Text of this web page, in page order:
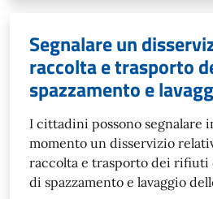
Segnalare un
raccolta e trasporto
spazzamento e
I cittadini possono segnalare
momento un disservizio
raccolta e trasporto dei rifiuti
di spazzamento e lavaggio